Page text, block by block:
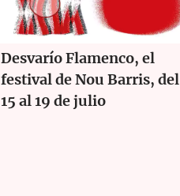
Desvarío Flamenco, el
festival de Nou Barris, del
15 al 19 de julio